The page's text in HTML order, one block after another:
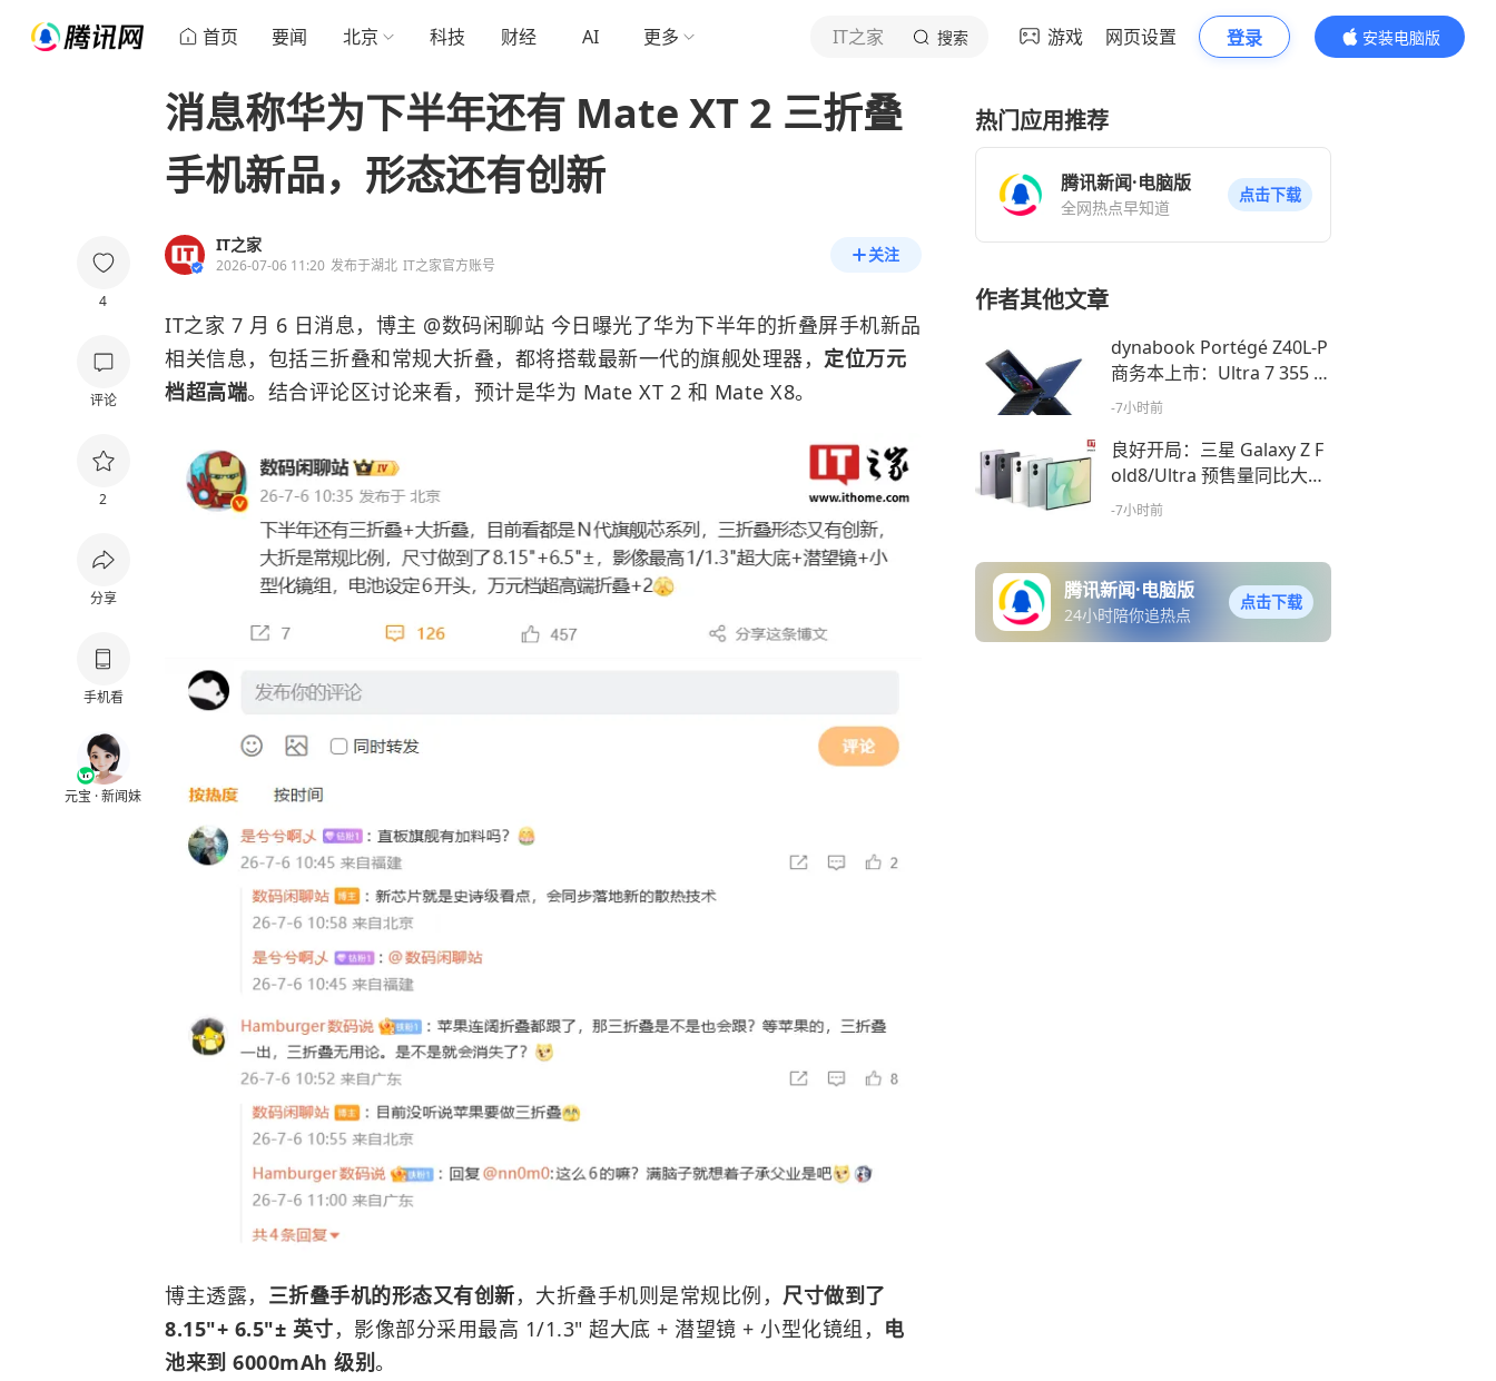
首页 要闻 北京 科技 财经 AI 更多 IT之家 搜索 游戏 网页设置 登录
安装电脑版
内容更精彩
4
评论
2
分享
手机看
元宝 · 新闻妹
消息称华为下半年还有 Mate XT 2 三折叠
手机新品，形态还有创新
IT之家
2026-07-06 11:20 发布于湖北 IT之家官方账号
关注
IT之家 7 月 6 日消息，博主 @数码闲聊站 今日曝光了华为下半年的折叠屏手机新品
相关信息，包括三折叠和常规大折叠，都将搭载最新一代的旗舰处理器， 定位万元
档超高端。结合评论区讨论来看，预计是华为 Mate XT 2 和 Mate X8。
博主透露， 三折叠手机的形态又有创新，大折叠手机则是常规比例， 尺寸做到了
8.15"+ 6.5"± 英寸，影像部分采用最高 1/1.3" 超大底 + 潜望镜 + 小型化镜组， 电
池来到 6000mAh 级别。
热门应用推荐
腾讯新闻·电脑版
全网热点早知道
点击下载
作者其他文章
dynabook Portégé Z40L-P
商务本上市：Ultra 7 355 款
17999 元
-7小时前
良好开局：三星 Galaxy Z F
old8/Ultra 预售量同比大增
30%
-7小时前
腾讯新闻·电脑版
24小时陪你追热点
点击下载